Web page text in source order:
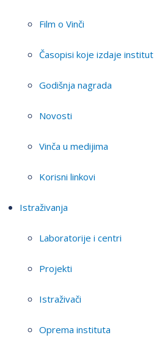
Film o Vinči
Časopisi koje izdaje institut
Godišnja nagrada
Novosti
Vinča u medijima
Korisni linkovi
Istraživanja
Laboratorije i centri
Projekti
Istraživači
Oprema instituta